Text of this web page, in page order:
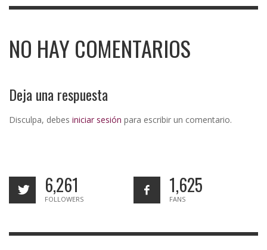
NO HAY COMENTARIOS
Deja una respuesta
Disculpa, debes iniciar sesión para escribir un comentario.
6,261
FOLLOWERS
1,625
FANS